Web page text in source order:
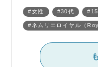
#女性 #30代
#ネムリエロイヤル（